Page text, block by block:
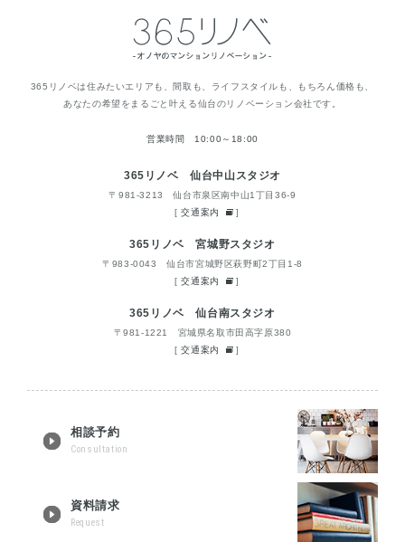
365リノベは住みたいエリアも、間取も、ライフスタイルも、もちろん価格も、
あなたの希望をまるごと叶える仙台のリノベーション会社です。
営業時間 10:00～18:00
365リノベ 仙台中山スタジオ
〒981-3213 仙台市泉区南中山1丁目36-9
[交通案内 ]
365リノベ 宮城野スタジオ
〒983-0043 仙台市宮城野区萩野町2丁目1-8
[交通案内 ]
365リノベ 仙台南スタジオ
〒981-1221 宮城県名取市田高字原380
[交通案内 ]
相談予約
Consultation
資料請求
Request